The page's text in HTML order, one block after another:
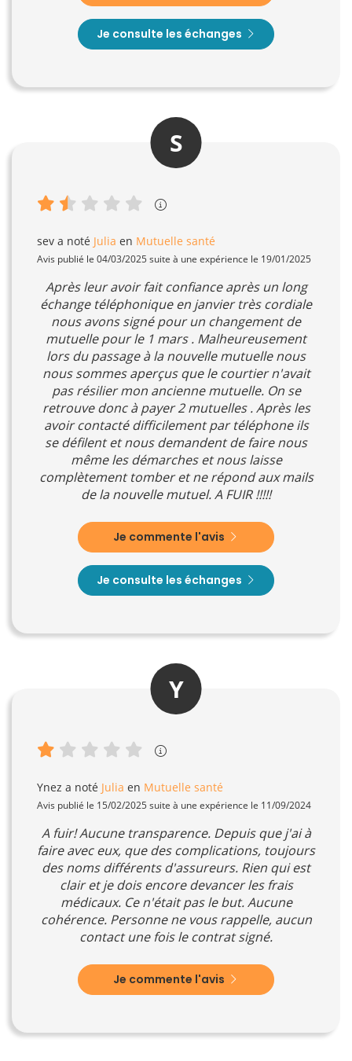
Je consulte les échanges
S
sev a noté Julia en Mutuelle santé
Avis publié le 04/03/2025 suite à une expérience le 19/01/2025
Après leur avoir fait confiance après un long
échange téléphonique en janvier très cordiale
nous avons signé pour un changement de
mutuelle pour le 1 mars . Malheureusement
lors du passage à la nouvelle mutuelle nous
nous sommes aperçus que le courtier n'avait
pas résilier mon ancienne mutuelle. On se
retrouve donc à payer 2 mutuelles . Après les
avoir contacté difficilement par téléphone ils
se défilent et nous demandent de faire nous
même les démarches et nous laisse
complètement tomber et ne répond aux mails
de la nouvelle mutuel. A FUIR !!!!!
Je commente l'avis
Je consulte les échanges
Y
Ynez a noté Julia en Mutuelle santé
Avis publié le 15/02/2025 suite à une expérience le 11/09/2024
A fuir! Aucune transparence. Depuis que j'ai à
faire avec eux, que des complications, toujours
des noms différents d'assureurs. Rien qui est
clair et je dois encore devancer les frais
médicaux. Ce n'était pas le but. Aucune
cohérence. Personne ne vous rappelle, aucun
contact une fois le contrat signé.
Je commente l'avis